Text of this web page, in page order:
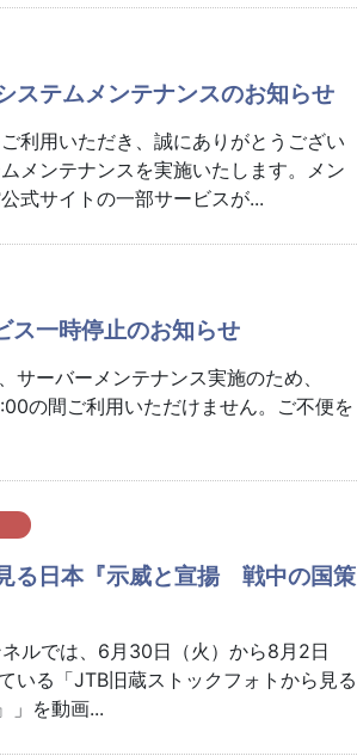
テムメンテナンスのお知らせ
利用いただき、誠にありがとうござい
メンテナンスを実施いたします。メン
式サイトの一部サービスが...
ス一時停止のお知らせ
ーバーメンテナンス実施のため、
の間ご利用いただけません。ご不便を
る日本『示威と宣揚 戦中の国策
ルでは、6月30日（火）から8月2日
いる「JTB旧蔵ストックフォトから見る
」を動画...